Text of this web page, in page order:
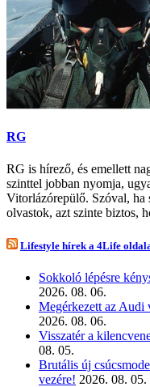
RG
RG is hírező, és emellett
szinttel jobban nyomja,
Vitorlázórepülő. Szóval,
olvastok, azt szinte biztos,
Lifestyle hírek a 4Life
Sokkoló lépésre
2026. 08. 06.
Megérkezett az Audi
2026. 08. 06.
Visszatér a
08. 05.
Brutális új
vezére! 2026. 08. 05.